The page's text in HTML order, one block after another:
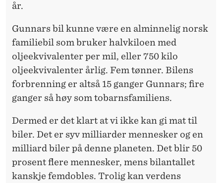
år.
Gunnars bil kunne være en alminnelig norsk
familiebil som bruker halvkiloen med
oljeekvivalenter per mil, eller 750 kilo
oljeekvivalenter årlig. Fem tønner. Bilens
forbrenning er altså 15 ganger Gunnars; fire
ganger så høy som tobarnsfamiliens.
Dermed er det klart at vi ikke kan gi mat til
biler. Det er syv milliarder mennesker og en
milliard biler på denne planeten. Det blir 50
prosent flere mennesker, mens bilantallet
kanskje femdobles. Trolig kan verdens